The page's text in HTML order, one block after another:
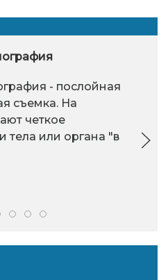
- послойная
съемка. На
четкое
тела или органа "в